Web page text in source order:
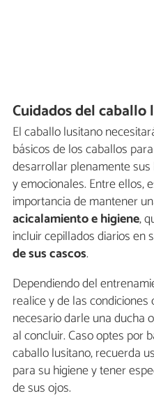
Cuidados del caballo
El caballo lusitano
básicos de los caballos
desarrollar plenamente
y emocionales. Entre ellos,
importancia de mantener
acicalamiento e higiene,
incluir cepillados diarios en
de sus cascos.
Dependiendo del
realice y de las
necesario darle una ducha
al concluir. Caso optes por
caballo lusitano, recuerda
para su higiene y tener
de sus ojos.